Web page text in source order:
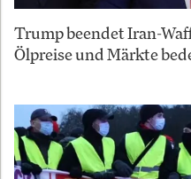
Trump beendet Iran-
Ölpreise und Märkte